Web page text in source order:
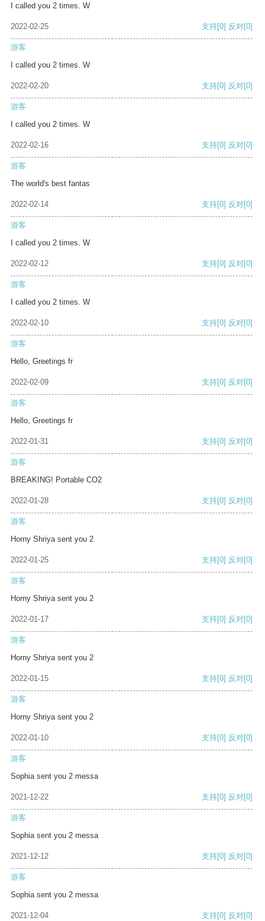
I called you 2 times. W
2022-02-25 支持[0] 反对[0]
游客
I called you 2 times. W
2022-02-20 支持[0] 反对[0]
游客
I called you 2 times. W
2022-02-16 支持[0] 反对[0]
游客
The world's best fantas
2022-02-14 支持[0] 反对[0]
游客
I called you 2 times. W
2022-02-12 支持[0] 反对[0]
游客
I called you 2 times. W
2022-02-10 支持[0] 反对[0]
游客
Hello, Greetings fr
2022-02-09 支持[0] 反对[0]
游客
Hello, Greetings fr
2022-01-31 支持[0] 反对[0]
游客
BREAKING! Portable CO2
2022-01-28 支持[0] 反对[0]
游客
Horny Shriya sent you 2
2022-01-25 支持[0] 反对[0]
游客
Horny Shriya sent you 2
2022-01-17 支持[0] 反对[0]
游客
Horny Shriya sent you 2
2022-01-15 支持[0] 反对[0]
游客
Horny Shriya sent you 2
2022-01-10 支持[0] 反对[0]
游客
Sophia sent you 2 messa
2021-12-22 支持[0] 反对[0]
游客
Sophia sent you 2 messa
2021-12-12 支持[0] 反对[0]
游客
Sophia sent you 2 messa
2021-12-04 支持[0] 反对[0]